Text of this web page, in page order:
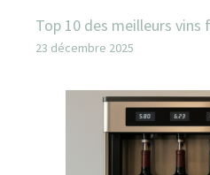
Top 10 des meilleurs vins
23 décembre 2025